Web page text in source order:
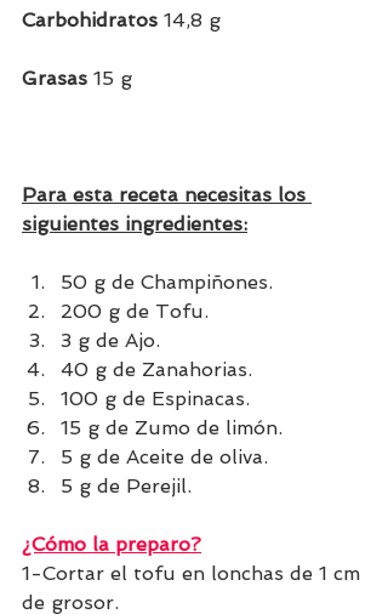
Carbohidratos 14,8 g
Grasas 15 g
Para esta receta necesitas los
siguientes ingredientes:
50 g de Champiñones.
200 g de Tofu.
3 g de Ajo.
40 g de Zanahorias.
100 g de Espinacas.
15 g de Zumo de limón.
5 g de Aceite de oliva.
5 g de Perejil.
¿Cómo la preparo?
1-Cortar el tofu en lonchas de 1 cm
de grosor.